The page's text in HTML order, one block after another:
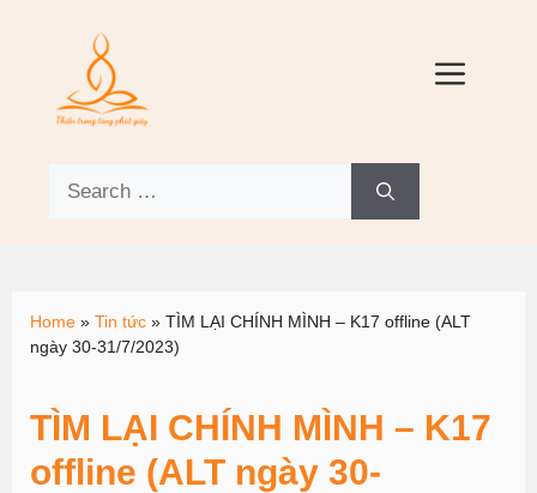
Home » Tin tức » TÌM LẠI CHÍNH MÌNH – K17 offline (ALT
ngày 30-31/7/2023)
TÌM LẠI CHÍNH MÌNH – K17
offline (ALT ngày 30-